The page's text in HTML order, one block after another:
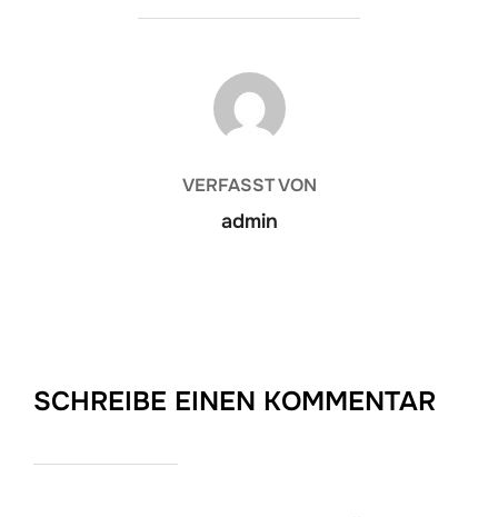
BEITRAGSAUTOR
VERFASST VON
admin
SCHREIBE EINEN KOMMENTAR